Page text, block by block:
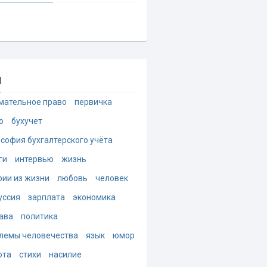
право
первичка
бухучет
бухгалтерского учёта
интервью
жизнь
из жизни
любовь
человек
зарплата
экономика
политика
человечества
язык
юмор
стихи насилие